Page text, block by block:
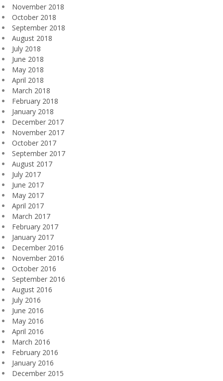
November 2018
October 2018
September 2018
August 2018
July 2018
June 2018
May 2018
April 2018
March 2018
February 2018
January 2018
December 2017
November 2017
October 2017
September 2017
August 2017
July 2017
June 2017
May 2017
April 2017
March 2017
February 2017
January 2017
December 2016
November 2016
October 2016
September 2016
August 2016
July 2016
June 2016
May 2016
April 2016
March 2016
February 2016
January 2016
December 2015